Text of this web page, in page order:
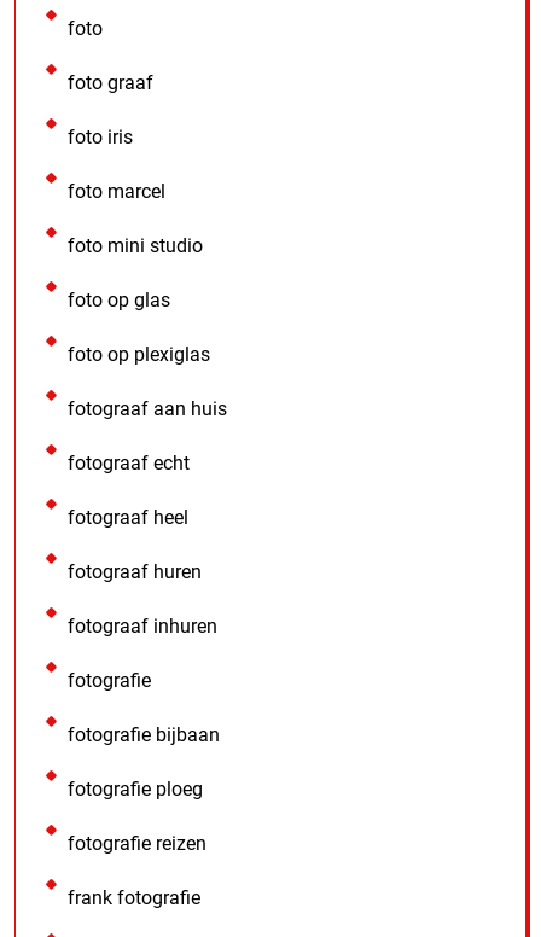
foto
foto graaf
foto iris
foto marcel
foto mini studio
foto op glas
foto op plexiglas
fotograaf aan huis
fotograaf echt
fotograaf heel
fotograaf huren
fotograaf inhuren
fotografie
fotografie bijbaan
fotografie ploeg
fotografie reizen
frank fotografie